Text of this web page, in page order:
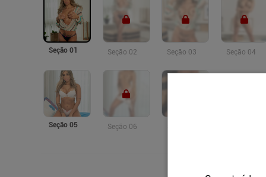
Seção 01 Seção 02 Seção 03 Seção 04
Seção 05 Seção 06